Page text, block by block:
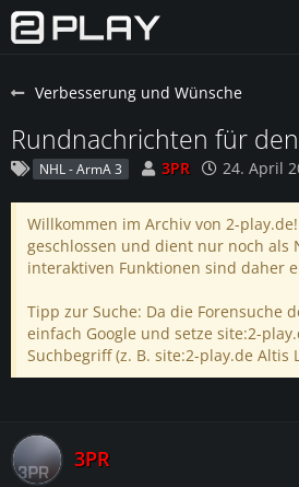
Verbesserung und Wünsche
Rundnachrichten für den
NHL - ArmA 3 3PR 24. April
Willkommen im Archiv von 2-
geschlossen und dient nur noch als
interaktiven Funktionen sind daher
Tipp zur Suche: Da die Forensuche
einfach Google und setze site:2-
Suchbegriff (z. B. site:2-play.de Altis
3PR